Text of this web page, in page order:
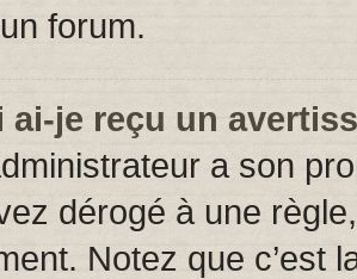
forum.
ai-je reçu un
a son
dérogé à une
Notez que c’est